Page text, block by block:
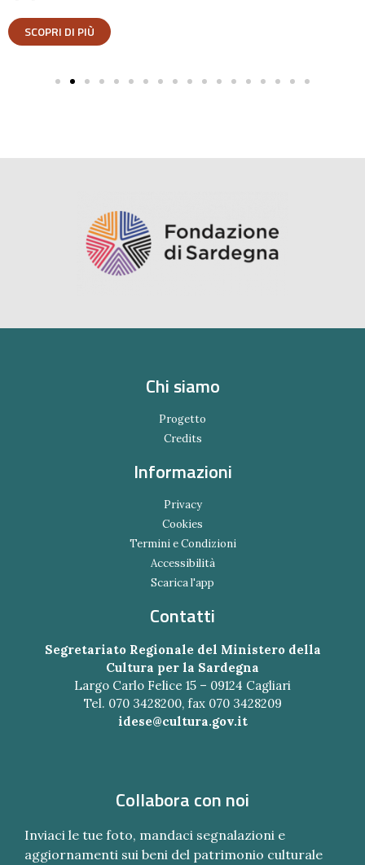
SCOPRI DI PIÙ
Chi siamo
Progetto
Credits
Informazioni
Privacy
Cookies
Termini e Condizioni
Accessibilità
Scarica l'app
Contatti
Segretariato Regionale del Ministero della
Cultura per la Sardegna
Largo Carlo Felice 15 – 09124 Cagliari
Tel. 070 3428200, fax 070 3428209
idese@cultura.gov.it
Collabora con noi
Inviaci le tue foto, mandaci segnalazioni e
aggiornamenti sui beni del patrimonio culturale